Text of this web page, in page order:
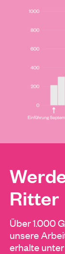
Ritter
Über 1.000
unsere
erhalte